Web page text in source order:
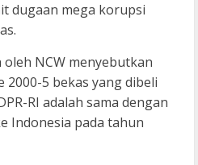
dugaan mega korupsi
NCW menyebutkan
5 bekas yang dibeli
RI adalah sama dengan
Indonesia pada tahun